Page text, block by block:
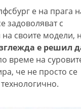
е на прага
задоволяват с
своите модели,
е решил
време на
че не просто се